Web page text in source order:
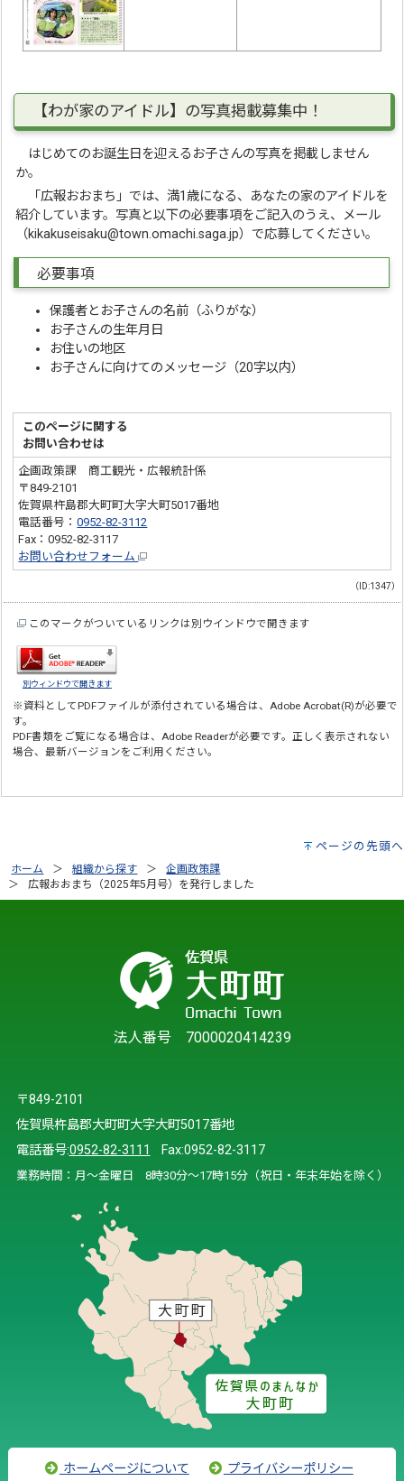
【わが家のアイドル】の写真掲載募集中！
はじめてのお誕生日を迎えるお子さんの写真を掲載しません
か。
「広報おおまち」では、満1歳になる、あなたの家のアイドルを
紹介しています。写真と以下の必要事項をご記入のうえ、メール
（kikakuseisaku@town.omachi.saga.jp）で応募してください。
必要事項
保護者とお子さんの名前（ふりがな）
お子さんの生年月日
お住いの地区
お子さんに向けてのメッセージ（20字以内）
このページに関する
お問い合わせは
企画政策課 商工観光・広報統計係
〒849-2101
佐賀県杵島郡大町町大字大町5017番地
電話番号：0952-82-3112
Fax：0952-82-3117
お問い合わせフォーム
（ID:1347）
このマークがついているリンクは別ウインドウで開きます
別ウィンドウで開きます
※資料としてPDFファイルが添付されている場合は、Adobe Acrobat(R)が必要で
す。
PDF書類をご覧になる場合は、Adobe Readerが必要です。正しく表示されない
場合、最新バージョンをご利用ください。
ページの先頭へ
ホーム 組織から探す
企画政策課
広報おおまち（2025年5月号）を発行しました
法人番号 7000020414239
〒849-2101
佐賀県杵島郡大町町大字大町5017番地
電話番号:0952-82-3111 Fax:0952-82-3117
業務時間：月～金曜日 8時30分～17時15分（祝日・年末年始を除く）
ホームページについて プライバシーポリシー